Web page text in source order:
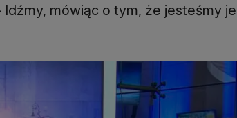
mówiąc o tym, że jesteśmy